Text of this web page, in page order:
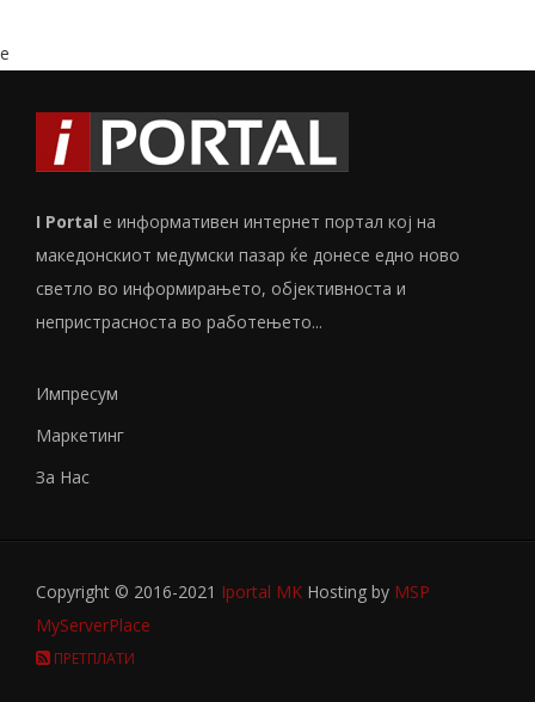
e
I Portal е информативен интернет портал кој на
македонскиот медумски пазар ќе донесе едно ново
светло во информирањето, објективноста и
непристрасноста во работењето...
Импресум
Маркетинг
За Нас
Copyright © 2016-2021 Iportal MK Hosting by MSP
MyServerPlace
ПРЕТПЛАТИ